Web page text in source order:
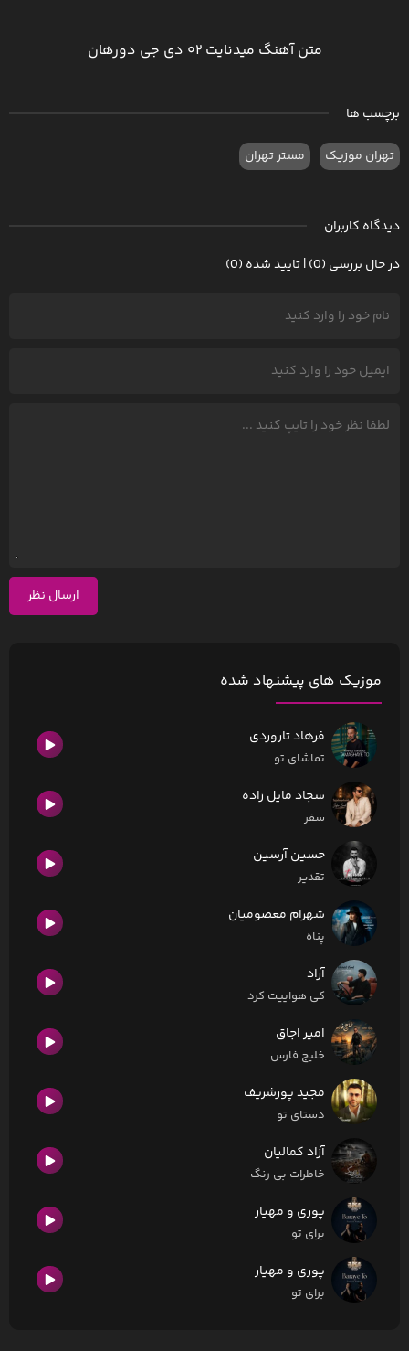
متن آهنگ میدنایت ۰۲ دی جی دورهان
برچسب ها
تهران موزیک مستر تهران
دیدگاه کاربران
در حال بررسی (0) | تایید شده (0)
ارسال نظر
موزیک های پیشنهاد شده
فرهاد تاروردی
تماشای تو
سجاد مایل زاده
سفر
حسین آرسین
تقدیر
شهرام معصومیان
پناه
آراد
کی هواییت کرد
امیر اجاق
خلیج فارس
مجید پورشریف
دستای تو
آزاد کمالیان
خاطرات بی رنگ
پوری و مهیار
برای تو
پوری و مهیار
برای تو